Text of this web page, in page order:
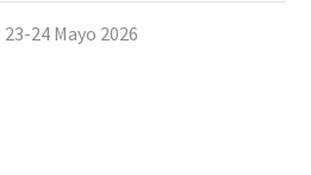
24 Mayo 2026